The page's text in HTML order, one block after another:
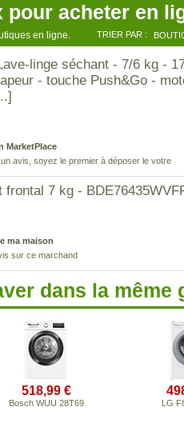
pour acheter en
en ligne. TRIER PAR :
linge séchant - 7/6 kg -
- touche Push&Go -
MarketPlace
avis, soyez le premier à déposer le votre
7 kg -
ma maison
sur ce marchand
dans la même
518,99 €
Bosch WUU 28T69 LG